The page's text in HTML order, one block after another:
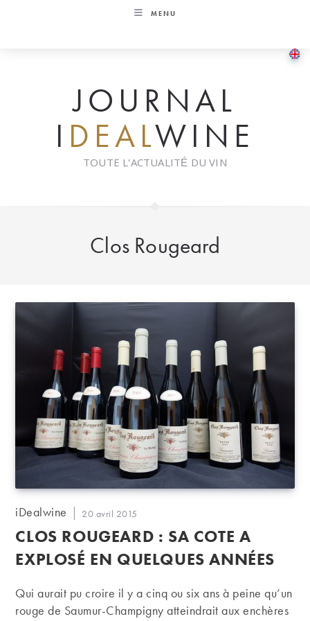
MENU
JOURNAL
I DEALWINE
TOUTE L'ACTUALITÉ DU VIN
Clos Rougeard
Auteur/autrice
la
publication :
iDealwine
Publication
publiée :
20 avril 2015
CLOS ROUGEARD : SA COTE A
EXPLOSÉ EN QUELQUES ANNÉES
Qui aurait pu croire il y a cinq ou six ans à peine qu’un
rouge de Saumur-Champigny atteindrait aux enchères